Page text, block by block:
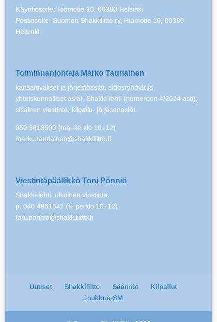
Käyntiosoite: Hiomotie 10, 00380 Helsinki
Postiosoite: Suomen Shakkiliitto ry, Hiomotie 10, 00380
Helsinki
Toiminnanjohtaja Marko Tauriainen
kansainväliset ja järjestöasiat, sidosryhmät ja
yhteiskunnalliset asiat, Shakki-lehti (numeroon 4/2024 asti),
sisäinen viestintä, kilpailu- ja jäsenasiat.
050 5813500 (ma–ke klo 10–12)
marko.tauriainen@shakkiliitto.fi
Viestintäpäällikkö Toni Pönniö
Shakki-lehti, ulkoinen viestintä.
p. 040 4851547 (ti–pe klo 10–12)
toni.ponnio@shakkiliitto.fi
Uutiset Shakkiliitto Säännöt
Kilpailut
Joukkue-SM